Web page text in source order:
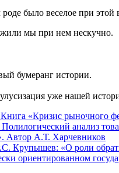
было веселое при этой
мы при нем нескучно.
бумеранг истории.
уже нашей
Предыдущий
пост:
Книга «Кризис рыночного
Полилогический анализ
Автор А.Т. Харчевников
Крупышев: «О роли
ориентированном